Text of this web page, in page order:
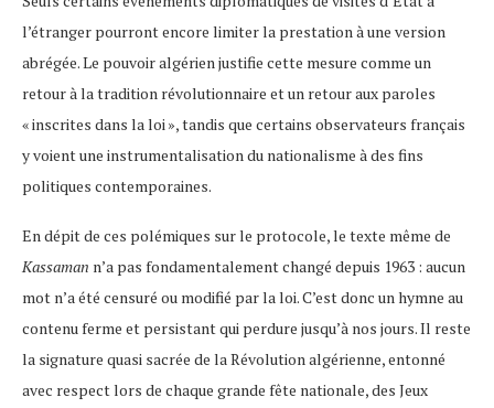
l’étranger pourront encore limiter la prestation à une version
abrégée. Le pouvoir algérien justifie cette mesure comme un
retour à la tradition révolutionnaire et un retour aux paroles
« inscrites dans la loi », tandis que certains observateurs français
y voient une instrumentalisation du nationalisme à des fins
politiques contemporaines​.
En dépit de ces polémiques sur le protocole, le texte même de
Kassaman n’a pas fondamentalement changé depuis 1963 : aucun
mot n’a été censuré ou modifié par la loi. C’est donc un hymne au
contenu ferme et persistant qui perdure jusqu’à nos jours. Il reste
la signature quasi sacrée de la Révolution algérienne, entonné
avec respect lors de chaque grande fête nationale, des Jeux